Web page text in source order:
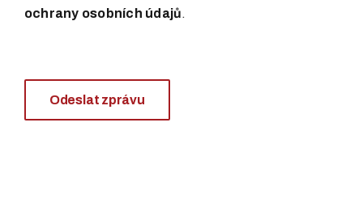
ochrany osobních údajů.
Odeslat zprávu